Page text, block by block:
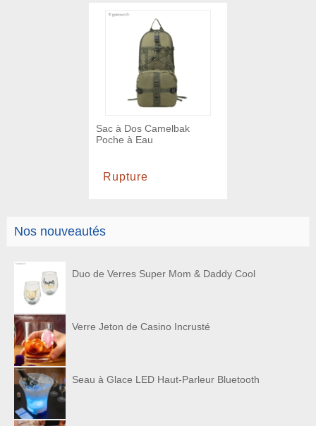
Nos nouveautés
Duo de Verres Super Mom & Daddy Cool
Verre Jeton de Casino Incrusté
Seau à Glace LED Haut-Parleur Bluetooth
Sac à Dos Camelbak
Poche à Eau
Rupture